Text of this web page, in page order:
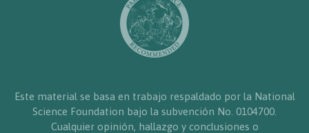
Este material se basa en trabajo respaldado por la National
Science Foundation bajo la subvención No. 0104700.
Cualquier opinión, hallazgo y conclusiones o